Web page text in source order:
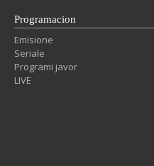
Programacion
Emisione
Seriale
Programi javor
LIVE